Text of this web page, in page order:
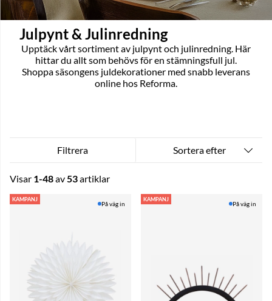
Julpynt & Julinredning
Upptäck vårt sortiment av julpynt och julinredning. Här
hittar du allt som behövs för en stämningsfull jul.
Shoppa säsongens juldekorationer med snabb leverans
online hos Reforma.
Filtrera Sortera efter
Visar 1-48av 53artiklar
Produkter
KAMPANJ
På väg in
KAMPANJ
På väg in